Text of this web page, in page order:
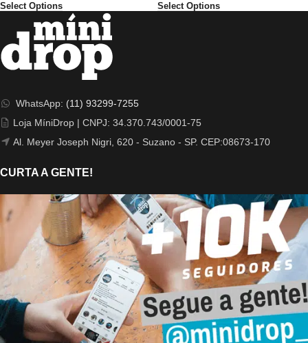
Select Options Select Options
WhatsApp: (11) 93299-7255
Loja MíniDrop | CNPJ: 34.370.743/0001-75
Al. Meyer Joseph Nigri, 620 - Suzano - SP. CEP:08673-170
CURTA A GENTE!